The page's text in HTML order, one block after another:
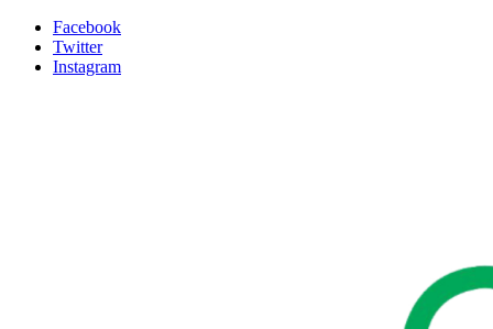
Facebook
Twitter
Instagram